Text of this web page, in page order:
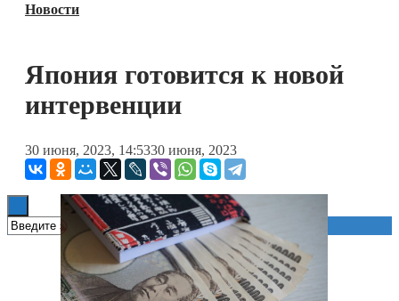
Блокчейн
Книги
Новости
Япония готовится к новой
интервенции
30 июня, 2023, 14:5330 июня, 2023